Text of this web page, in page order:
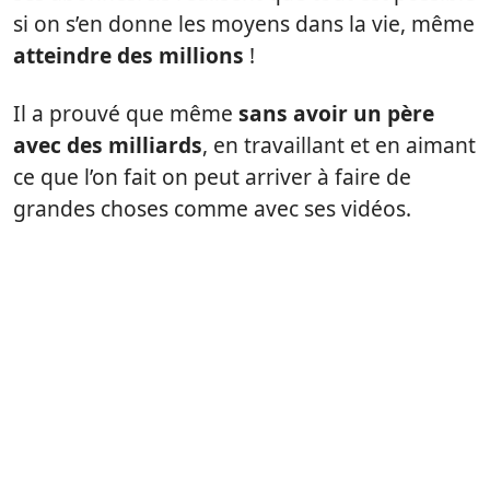
si on s’en donne les moyens dans la vie, même
atteindre des millions !
Il a prouvé que même sans avoir un père
avec des milliards, en travaillant et en aimant
ce que l’on fait on peut arriver à faire de
grandes choses comme avec ses vidéos.